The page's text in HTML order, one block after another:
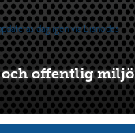
offentlig miljö